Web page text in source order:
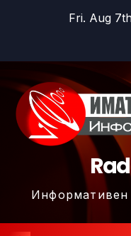
Fri. Aug
Информативен